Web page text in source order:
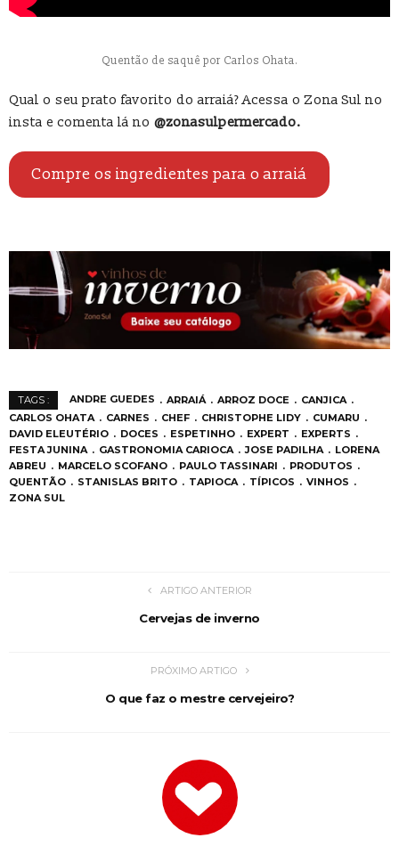
Quentão de saquê por Carlos Ohata.
Qual o seu prato favorito do arraiá? Acessa o Zona Sul no
insta e comenta lá no @zonasulpermercado.
Compre os ingredientes para o arraiá
TAGS : ANDRE GUEDES ARRAIÁ ARROZ DOCE
CANJICA
CARLOS OHATA
CARNES CHEF CHRISTOPHE LIDY
CUMARU
DAVID ELEUTÉRIO
DOCES ESPETINHO EXPERT
EXPERTS
FESTA JUNINA
GASTRONOMIA CARIOCA JOSE PADILHA
LORENA
ABREU
MARCELO SCOFANO PAULO TASSINARI
PRODUTOS
QUENTÃO
STANISLAS BRITO TAPIOCA TÍPICOS
VINHOS
ZONA SUL
ARTIGO ANTERIOR
Cervejas de inverno
PRÓXIMO ARTIGO
O que faz o mestre cervejeiro?